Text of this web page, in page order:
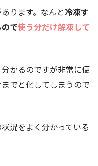
ります。なんと冷凍す
で使う分だけ解凍して
かるのですが非常に便
でと化してしまうので
況をよく分かっている